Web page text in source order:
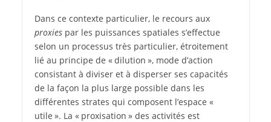
Dans ce contexte particulier, le recours aux
proxiespar les puissances spatiales s’effectue
selon un processus très particulier, étroitement
lié au principe de « dilution », mode d’action
consistant à diviser et à disperser ses capacités
de la façon la plus large possible dans les
différentes strates qui composent l’espace «
utile ». La « proxisation » des activités est